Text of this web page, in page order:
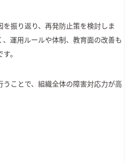
振り返り、再発防止策を検討しま
運用ルールや体制、教育面の改善も
。
うことで、組織全体の障害対応力が高